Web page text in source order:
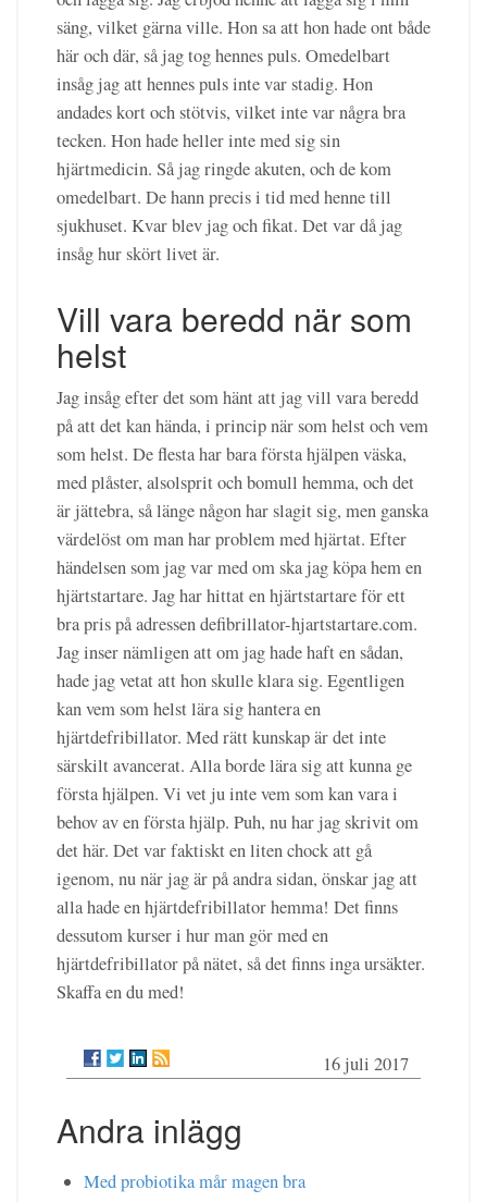
säng, vilket gärna ville. Hon sa att hon hade ont både
här och där, så jag tog hennes puls. Omedelbart
insåg jag att hennes puls inte var stadig. Hon
andades kort och stötvis, vilket inte var några bra
tecken. Hon hade heller inte med sig sin
hjärtmedicin. Så jag ringde akuten, och de kom
omedelbart. De hann precis i tid med henne till
sjukhuset. Kvar blev jag och fikat. Det var då jag
insåg hur skört livet är.
Vill vara beredd när som
helst
Jag insåg efter det som hänt att jag vill vara beredd
på att det kan hända, i princip när som helst och vem
som helst. De flesta har bara första hjälpen väska,
med plåster, alsolsprit och bomull hemma, och det
är jättebra, så länge någon har slagit sig, men ganska
värdelöst om man har problem med hjärtat. Efter
händelsen som jag var med om ska jag köpa hem en
hjärtstartare. Jag har hittat en hjärtstartare för ett
bra pris på adressen defibrillator-hjartstartare.com.
Jag inser nämligen att om jag hade haft en sådan,
hade jag vetat att hon skulle klara sig. Egentligen
kan vem som helst lära sig hantera en
hjärtdefribillator. Med rätt kunskap är det inte
särskilt avancerat. Alla borde lära sig att kunna ge
första hjälpen. Vi vet ju inte vem som kan vara i
behov av en första hjälp. Puh, nu har jag skrivit om
det här. Det var faktiskt en liten chock att gå
igenom, nu när jag är på andra sidan, önskar jag att
alla hade en hjärtdefribillator hemma! Det finns
dessutom kurser i hur man gör med en
hjärtdefribillator på nätet, så det finns inga ursäkter.
Skaffa en du med!
16 juli 2017
Andra inlägg
Med probiotika mår magen bra